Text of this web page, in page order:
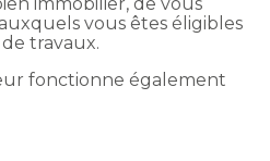
vous êtes éligibles
travaux.
fonctionne également